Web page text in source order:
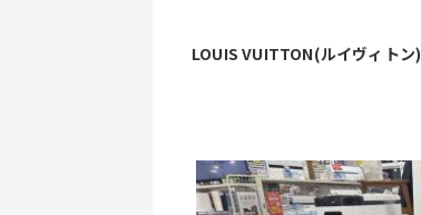
LOUIS VUITTON(ルイヴィトン)